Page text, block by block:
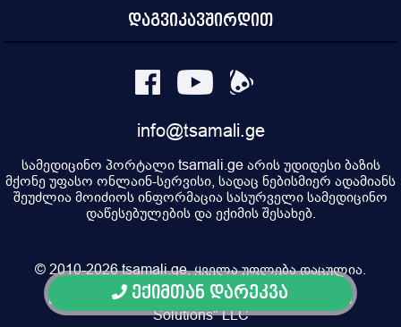
ექიმთან დარეკვა
დაგვიკავშირდით
info@tsamali.ge
სამედიცინო პორტალი tsamali.ge არის უდიდესი ბაზის
მქონე უფასო ონლაინ-სერვისი, სადაც ნებისმიერ ადამიანს
შეუძლია მოიძიოს ინფორმაცია სასურველი სამედიცინო
დაწესებულების და ექიმის შესახებ.
© 2010-2026 tsamali.ge, ყველა უფლება დაცულია.
Developed by Pulsar Digital, Property of "Digital
Solutions" LLC